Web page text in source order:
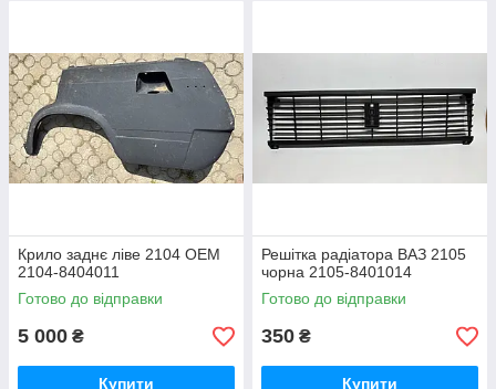
Крило заднє ліве 2104 OEM
2104-8404011
Готово до відправки
5 000 ₴
Купити
Решітка радіатора ВАЗ 2105
чорна 2105-8401014
Готово до відправки
350 ₴
Купити